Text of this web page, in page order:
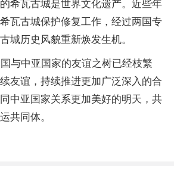
希瓦古城是世界文化遗产。近些年
瓦古城保护修复工作，经过两国专
城历史风貌重新焕发生机。
与中亚国家的友谊之树已经枝繁
友谊，持续推进更加广泛深入的合
中亚国家关系更加美好的明天，共
共同体。